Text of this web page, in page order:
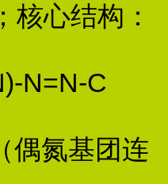
核心结构：
N=N-C
偶氮基团连